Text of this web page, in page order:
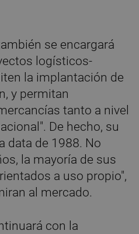
se encargará
logísticos-
la implantación de
y permitan
tanto a nivel
De hecho, su
data de 1988. No
la mayoría de sus
a uso propio",
al mercado.
con la